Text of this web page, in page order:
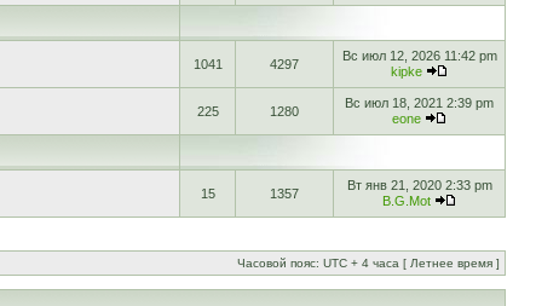
1041 4297
Вс июл 12, 2026 11:42 pm
kipke
225 1280
Вс июл 18, 2021 2:39 pm
eone
15 1357
Вт янв 21, 2020 2:33 pm
B.G.Mot
Часовой пояс: UTC + 4 часа [ Летнее время ]